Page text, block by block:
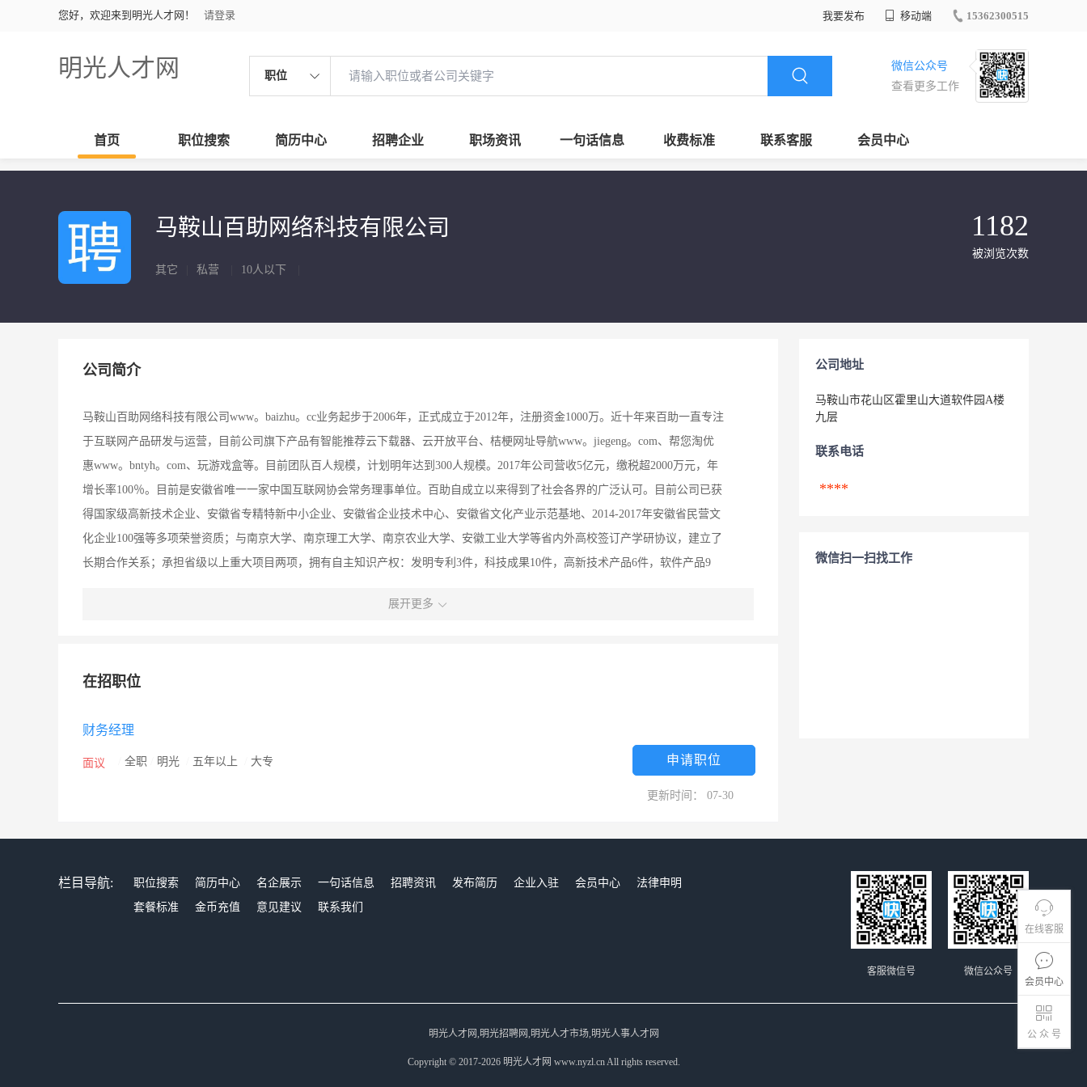
您好，欢迎来到明光人才网！ 请登录 我要发布 移动端 15362300515
明光人才网 职位
微信公众号
查看更多工作
首页 职位搜索 简历中心 招聘企业 职场资讯 一句话信息 收费标准 联系客服 会员中心
在线客服
会员中心
公 众 号
马鞍山百助网络科技有限公司
其它 私营 10人以下
1182
被浏览次数
公司简介
马鞍山百助网络科技有限公司www。baizhu。cc业务起步于2006年，正式成立于2012年，注册资金1000万。近十年来百助一直专注
于互联网产品研发与运营，目前公司旗下产品有智能推荐云下载器、云开放平台、桔梗网址导航www。jiegeng。com、帮您淘优
惠www。bntyh。com、玩游戏盒等。目前团队百人规模，计划明年达到300人规模。2017年公司营收5亿元，缴税超2000万元，年
增长率100％。目前是安徽省唯一一家中国互联网协会常务理事单位。百助自成立以来得到了社会各界的广泛认可。目前公司已获
得国家级高新技术企业、安徽省专精特新中小企业、安徽省企业技术中心、安徽省文化产业示范基地、2014-2017年安徽省民营文
化企业100强等多项荣誉资质；与南京大学、南京理工大学、南京农业大学、安徽工业大学等省内外高校签订产学研协议，建立了
长期合作关系；承担省级以上重大项目两项，拥有自主知识产权：发明专利3件，科技成果10件，高新技术产品6件，软件产品9
括腾讯、阿里巴巴、百度、360等国内一线互联网公司高管超过1000人齐聚马鞍山，分享最前沿的行业动态，传播互联网思维。三
展开更多
在招职位
财务经理
面议 全职 明光 五年以上 大专 申请职位
更新时间： 07-30
公司地址
马鞍山市花山区霍里山大道软件园A楼
九层
联系电话
****
微信扫一扫找工作
栏目导航: 职位搜索 简历中心 名企展示 一句话信息 招聘资讯 发布简历 企业入驻 会员中心
法律申明
套餐标准
金币充值 意见建议 联系我们
微信公众号
客服微信号
明光人才网,明光招聘网,明光人才市场,明光人事人才网
Copyright © 2017-2026 明光人才网 www.nyzl.cn All rights reserved.